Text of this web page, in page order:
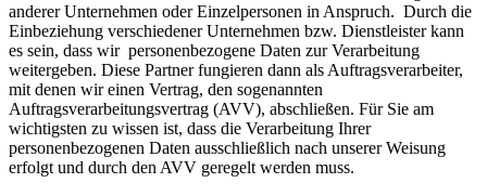
anderer Unternehmen oder Einzelpersonen in Anspruch. Durch die
Einbeziehung verschiedener Unternehmen bzw. Dienstleister kann
es sein, dass wir personenbezogene Daten zur Verarbeitung
weitergeben. Diese Partner fungieren dann als Auftragsverarbeiter,
mit denen wir einen Vertrag, den sogenannten
Auftragsverarbeitungsvertrag (AVV), abschließen. Für Sie am
wichtigsten zu wissen ist, dass die Verarbeitung Ihrer
personenbezogenen Daten ausschließlich nach unserer Weisung
erfolgt und durch den AVV geregelt werden muss.